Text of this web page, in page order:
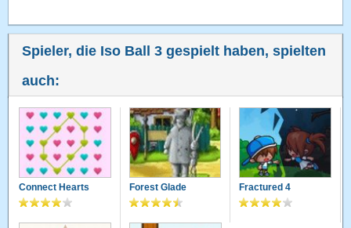
Spieler, die Iso Ball 3 gespielt haben, spielten
auch:
Connect Hearts Forest Glade Fractured 4